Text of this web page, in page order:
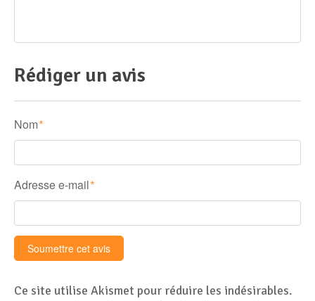
Rédiger un avis
Nom *
Adresse e-mail *
Ce site utilise Akismet pour réduire les indésirables.